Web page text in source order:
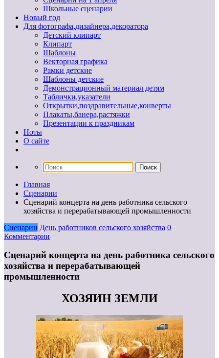
Школьные сценарии
Новый год
Для фотографа,дизайнера,декоратора
Детский клипарт
Клипарт
Шаблоны
Векторная графика
Рамки детские
Шаблоны детские
Демонстрационный материал детям
Таблички,указатели
Открытки,поздравительные,конверты
Плакаты,банера,растяжки
Презентации к праздникам
Ноты
О сайте
Главная
Сценарии
Сценарий концерта на день работника сельского
хозяйства и перерабатывающей промышленности
Сценарии День работников сельского хозяйства 0
Комментарии
Сценарий концерта на день работника сельского
хозяйства и перерабатывающей
промышленности
ХОЗЯИН ЗЕМЛИ